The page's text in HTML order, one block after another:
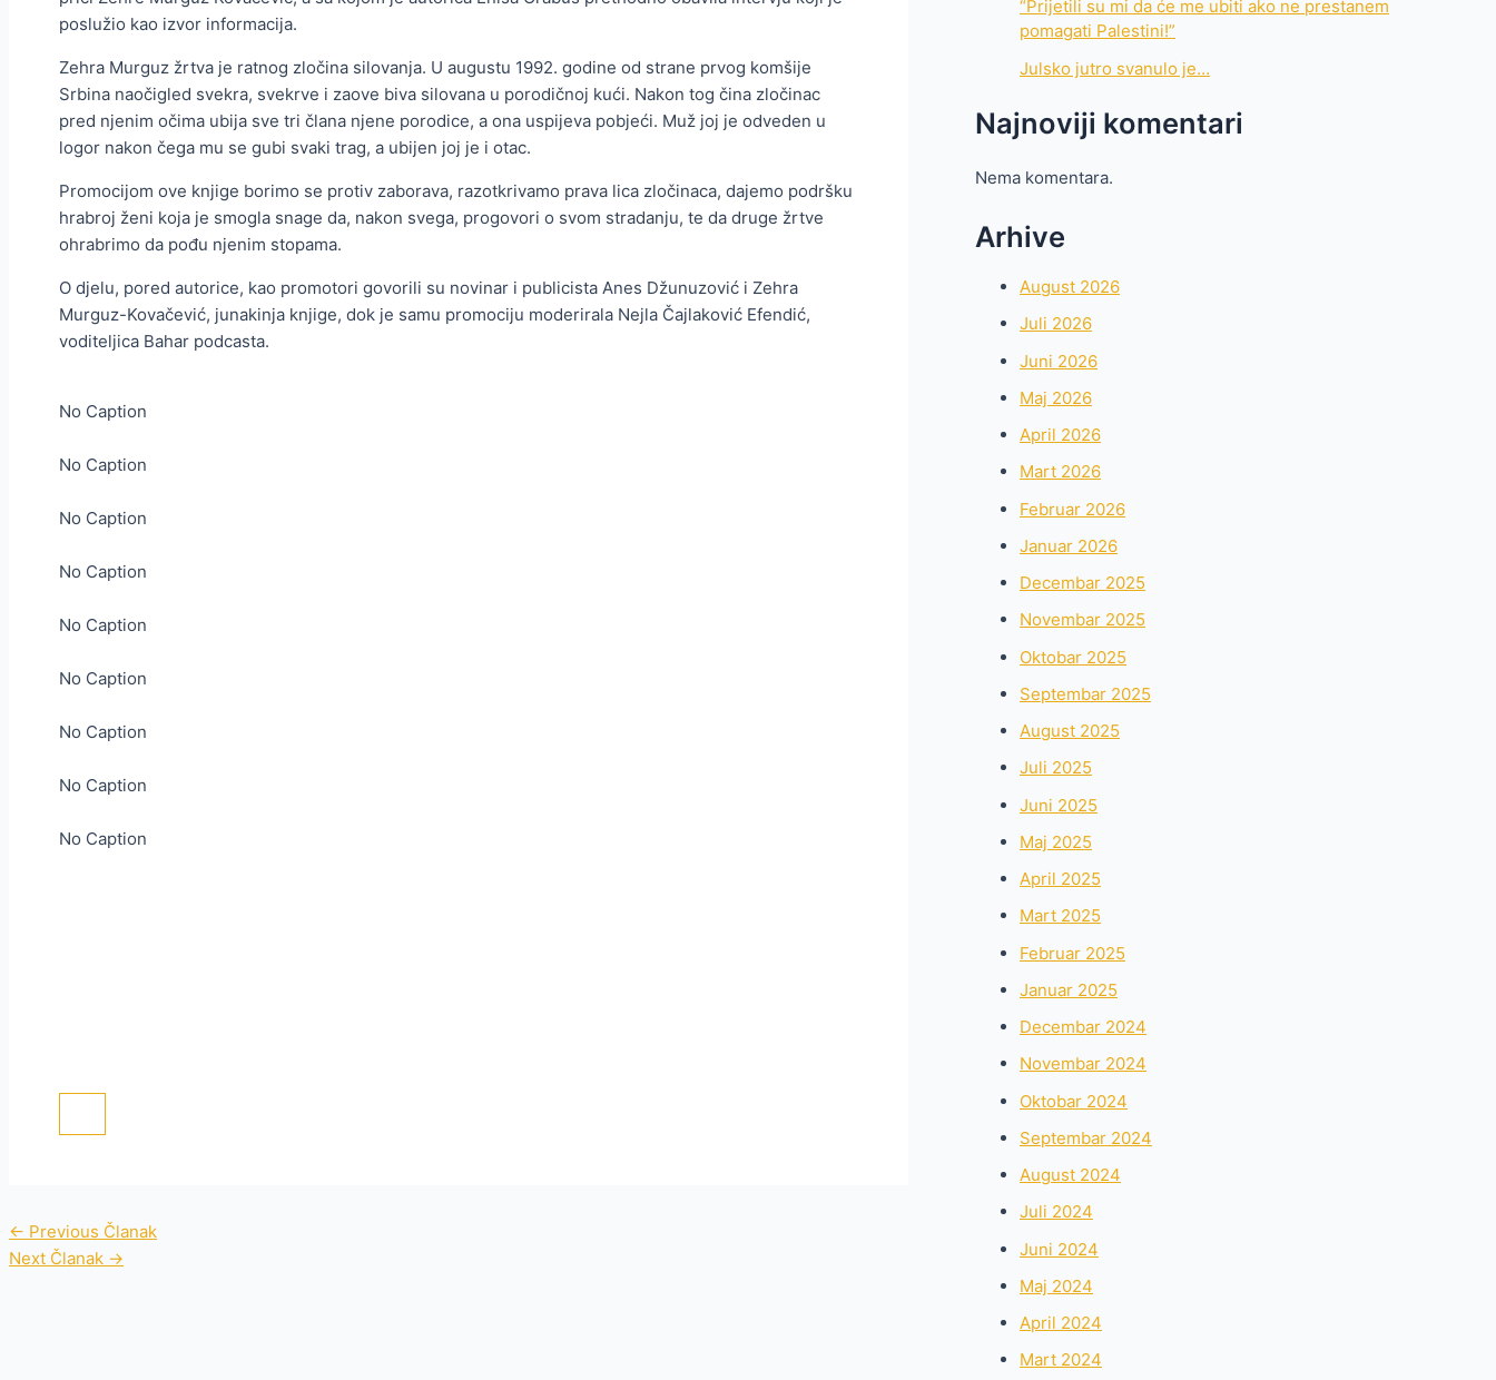
poslužio kao izvor informacija.
Zehra Murguz žrtva je ratnog zločina silovanja. U augustu 1992. godine od strane prvog komšije
Srbina naočigled svekra, svekrve i zaove biva silovana u porodičnoj kući. Nakon tog čina zločinac
pred njenim očima ubija sve tri člana njene porodice, a ona uspijeva pobjeći. Muž joj je odveden u
logor nakon čega mu se gubi svaki trag, a ubijen joj je i otac.
Promocijom ove knjige borimo se protiv zaborava, razotkrivamo prava lica zločinaca, dajemo podršku
hrabroj ženi koja je smogla snage da, nakon svega, progovori o svom stradanju, te da druge žrtve
ohrabrimo da pođu njenim stopama.
O djelu, pored autorice, kao promotori govorili su novinar i publicista Anes Džunuzović i Zehra
Murguz-Kovačević, junakinja knjige, dok je samu promociju moderirala Nejla Čajlaković Efendić,
voditeljica Bahar podcasta.
No Caption
No Caption
No Caption
No Caption
No Caption
No Caption
No Caption
No Caption
No Caption
← Previous Članak
Next Članak →
“Prijetili su mi da će me ubiti ako ne prestanem
pomagati Palestini!”
Julsko jutro svanulo je…
Najnoviji komentari
Nema komentara.
Arhive
August 2026
Juli 2026
Juni 2026
Maj 2026
April 2026
Mart 2026
Februar 2026
Januar 2026
Decembar 2025
Novembar 2025
Oktobar 2025
Septembar 2025
August 2025
Juli 2025
Juni 2025
Maj 2025
April 2025
Mart 2025
Februar 2025
Januar 2025
Decembar 2024
Novembar 2024
Oktobar 2024
Septembar 2024
August 2024
Juli 2024
Juni 2024
Maj 2024
April 2024
Mart 2024